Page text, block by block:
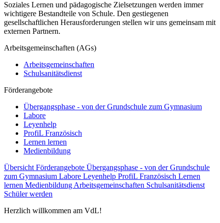
Soziales Lernen und pädagogische Zielsetzungen werden immer
wichtigere Bestandteile von Schule. Den gestiegenen
gesellschaftlichen Herausforderungen stellen wir uns gemeinsam mit
externen Partnern.
Arbeitsgemeinschaften (AGs)
Arbeitsgemeinschaften
Schulsanitätsdienst
Förderangebote
Übergangsphase - von der Grundschule zum Gymnasium
Labore
Leyenhelp
ProfiL Französisch
Lernen lernen
Medienbildung
Übersicht Förderangebote Übergangsphase - von der Grundschule
zum Gymnasium Labore Leyenhelp ProfiL Französisch Lernen
lernen Medienbildung Arbeitsgemeinschaften Schulsanitätsdienst
Schüler werden
Herzlich willkommen am VdL!